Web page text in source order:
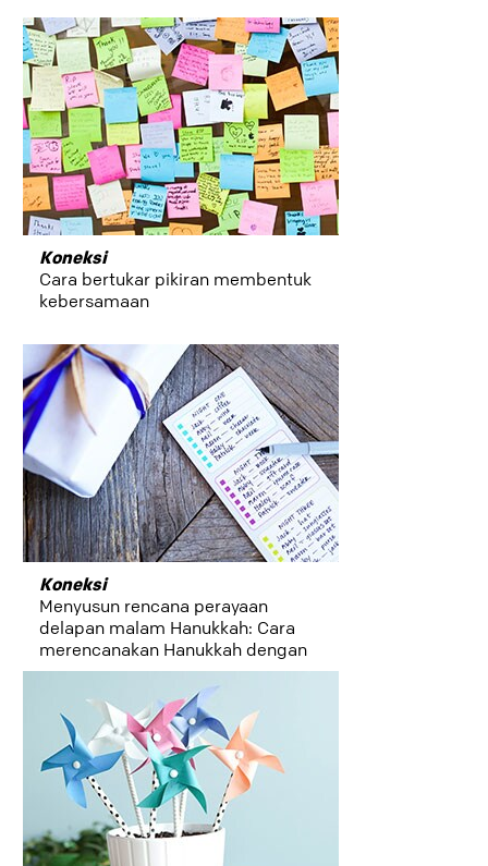
Koneksi
Cara bertukar pikiran membentuk
kebersamaan
Koneksi
Menyusun rencana perayaan
delapan malam Hanukkah: Cara
merencanakan Hanukkah dengan
Post-it® Note